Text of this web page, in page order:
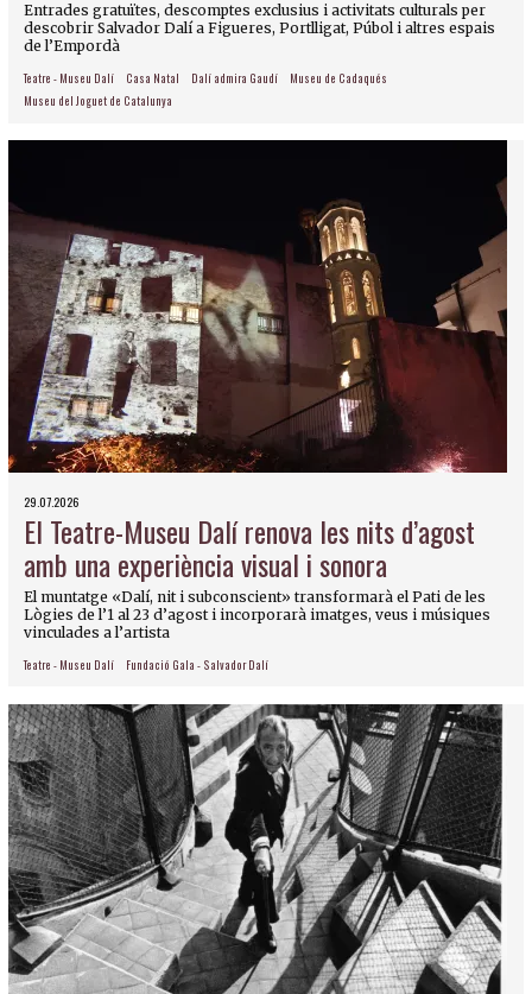
Entrades gratuïtes, descomptes exclusius i activitats culturals per
descobrir Salvador Dalí a Figueres, Portlligat, Púbol i altres espais
de l’Empordà
Teatre - Museu Dalí Casa Natal Dalí admira Gaudí
Museu de Cadaqués
Museu del Joguet de Catalunya
29.07.2026
El Teatre-Museu Dalí renova les nits d’agost
amb una experiència visual i sonora
El muntatge «Dalí, nit i subconscient» transformarà el Pati de les
Lògies de l’1 al 23 d’agost i incorporarà imatges, veus i músiques
vinculades a l’artista
Teatre - Museu Dalí Fundació Gala - Salvador Dalí